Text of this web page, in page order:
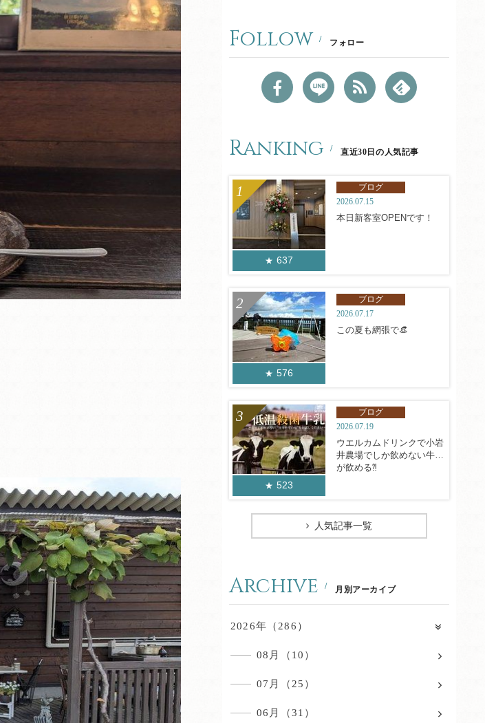
Follow フォロー
Ranking 直近30日の人気記事
637
ブログ
2026.07.15
本日新客室OPENです！
576
ブログ
2026.07.17
この夏も網張で👒
523
ブログ
2026.07.19
ウエルカムドリンクで小岩
井農場でしか飲めない牛乳
が飲める⁈
人気記事一覧
Archive 月別アーカイブ
2026年（286）
08月（10）
07月（25）
06月（31）